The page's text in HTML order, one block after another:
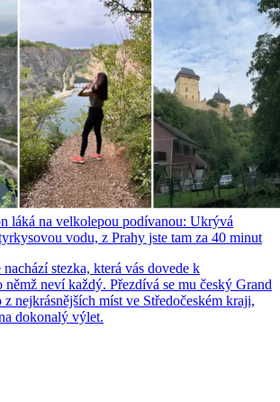
láká na velkolepou podívanou: Ukrývá
vodu, z Prahy jste tam za 40 minut
stezka, která vás dovede k
němž neví každý. Přezdívá se mu český Grand
nejkrásnějších míst ve Středočeském kraji,
dokonalý výlet.